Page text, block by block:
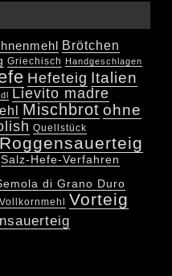
Brötchen
Griechisch
Handgeschlagen
Hefeteig Italien
Lievito madre
Mischbrot ohne
Quellstück
Roggensauerteig
Salz-Hefe-Verfahren
di Grano Duro
Vollkornmehl Vorteig